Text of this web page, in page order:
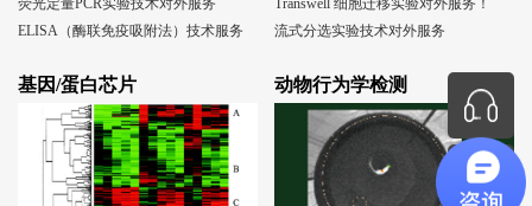
荧光定量PCR实验技术对外服务
ELISA（酶联免疫吸附法）技术服务
Transwell 细胞迁移实验对外服务！
流式分选实验技术对外服务
基因/蛋白芯片 动物行为学检测